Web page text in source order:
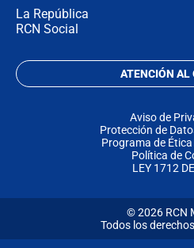
La República
RCN Social
ATENCIÓN AL
Aviso de
Protección de
Programa de
Política de
LEY 1712
© 2026 RCN
Todos los